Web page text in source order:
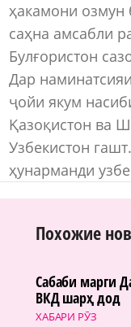
ҳакамони озмун
саҳна амсабли
Булғористон
Дар
ҷойи якум
Қазоқистон ва
Узбекистон
ҳунарманди
Похожие
ХАБАРИ РӮЗ
Сабаби марги
ВКД шарҳ дод